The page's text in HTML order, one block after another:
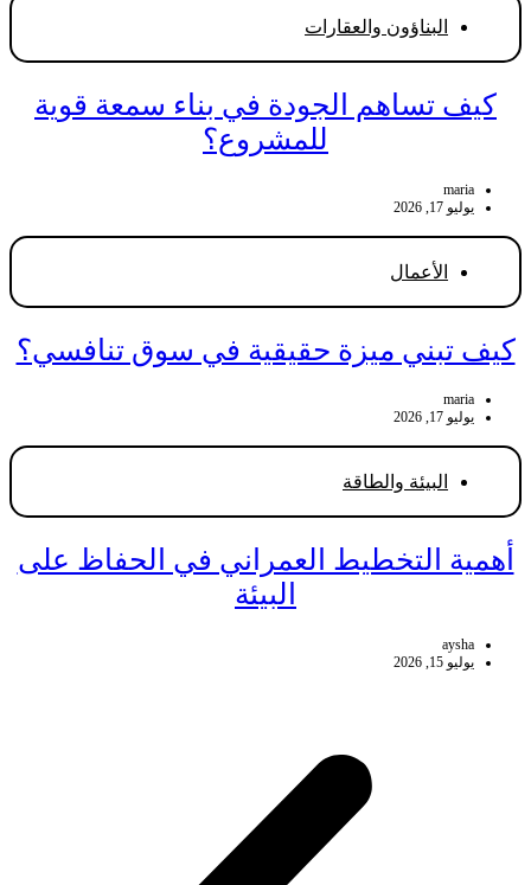
البناؤون والعقارات
كيف تساهم الجودة في بناء سمعة قوية
للمشروع؟
maria
يوليو 17, 2026
الأعمال
كيف تبني ميزة حقيقية في سوق تنافسي؟
maria
يوليو 17, 2026
البيئة والطاقة
أهمية التخطيط العمراني في الحفاظ على
البيئة
aysha
يوليو 15, 2026